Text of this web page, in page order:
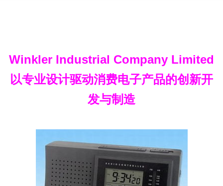
Winkler Industrial Company Limited
以专业设计驱动消费电子产品的创新开
发与制造